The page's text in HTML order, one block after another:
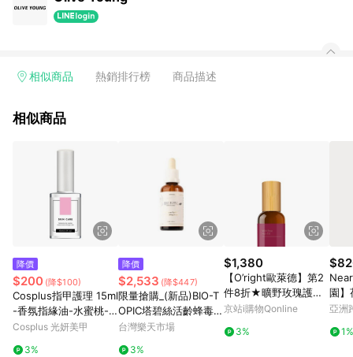
相似商品 熱銷排行榜 商品描述
相似商品
降價
$200 (降$100)
Cosplus指甲護理 15ml
-香氛指緣油-水蜜桃-
符合衛福部化妝品規範
Cosplus 光妍美甲
3%
降價
$2,533 (降$447)
限量搶購_(新品)BIO-T
OPIC塔碧絲活齡蜂毒精
純露(大)50ML(星期五)
台灣樂天市場
3%
$1,380
【O’right歐萊德】第2
件8折★曠野玫瑰護髮
油100mL
京站i購物Qonline
3%
園】
華液
亞洲
1%